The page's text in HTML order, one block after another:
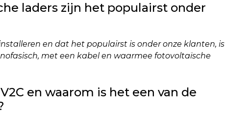
laders zijn het populairst onder
en dat het populairst is onder onze klanten, is
met een kabel en waarmee fotovoltaïsche
en waarom is het een van de